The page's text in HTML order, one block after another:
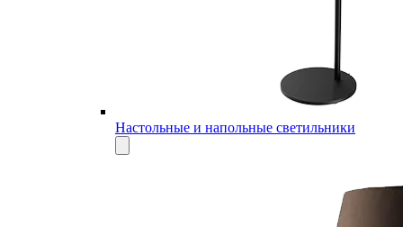
Настольные и напольные светильники